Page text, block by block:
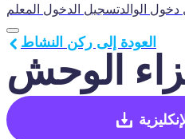
تسجيل الدخول المعلمالوالد
الوحش
العودة إلى ركن النشاط